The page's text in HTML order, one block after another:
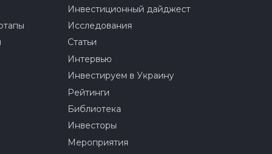
Инвестиционный дайджест
Исследования
Статьи
Интервью
Инвестируем в Украину
Рейтинги
Библиотека
Инвесторы
Мероприятия